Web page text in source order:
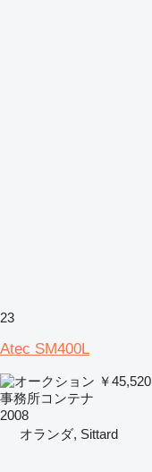
23
Atec SM400L
￥45,520
事務所コンテナ
2008
オランダ, Sittard